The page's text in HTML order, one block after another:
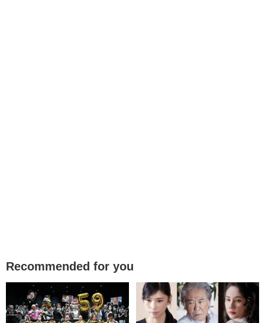
Recommended for you